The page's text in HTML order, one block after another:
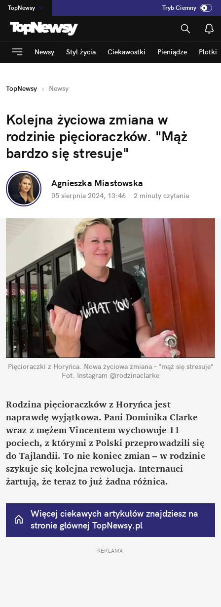
TopNewsy
na:Temat
INN:Poland
ASZ:dziennik
dad:HERO
Tryb Ciemny
Newsy Styl życia Ciekawostki Pieniądze Plotki
TopNewsy Newsy
Kolejna życiowa zmiana w
rodzinie pięcioraczków. "Mąż
bardzo się stresuje"
Agnieszka Miastowska
05 sierpnia 2024, 13:46 · 2 minuty czytania
Pięcioraczki z Horyńca. Nowa życiowa zmiana – "mąż się stresuje"
Fot. Instagram @rodzinaclarke
Rodzina pięcioraczków z Horyńca jest
naprawdę wyjątkowa. Pani Dominika Clarke
wraz z mężem Vincentem wychowuje 11
pociech, z którymi z Polski przeprowadzili się
do Tajlandii. To nie koniec zmian – w rodzinie
szykuje się kolejna rewolucja. Internauci
żartują, że teraz to już żadna różnica.
Więcej ciekawych artykułów znajdziesz na
stronie głównej TopNewsy.pl
REKLAMA